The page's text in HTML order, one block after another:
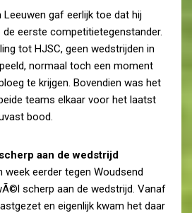
gaf eerlijk toe dat hij
eerste competitietegenstander.
tot HJSC, geen wedstrijden in
normaal toch een moment
te krijgen. Bovendien was het
teams elkaar voor het laatst
bood.
aan de wedstrijd
week eerder tegen Woudsend
scherp aan de wedstrijd. Vanaf
en eigenlijk kwam het daar